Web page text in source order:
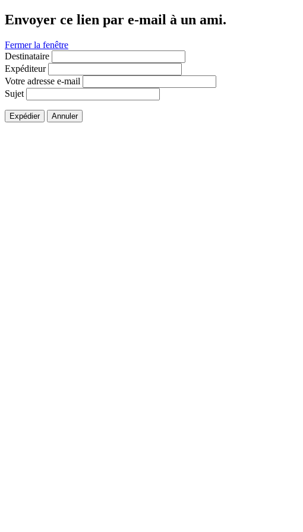
Envoyer ce lien par e-mail à un ami.
Fermer la fenêtre
Destinataire
Expéditeur
Votre adresse e-mail
Sujet
Expédier Annuler